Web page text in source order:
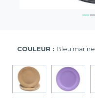
COULEUR : Bleu marine